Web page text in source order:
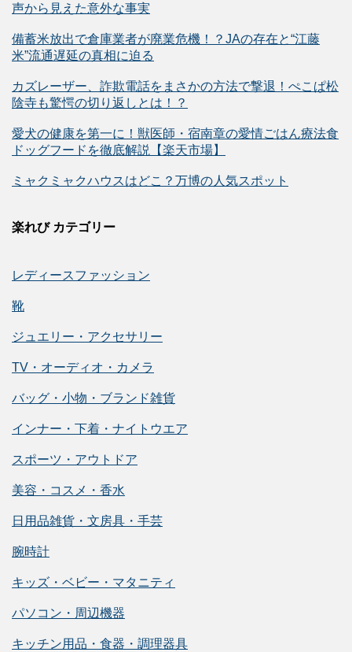
声から見えた意外な事実
備蓄米放出で倉庫業者が廃業危機！？JAの存在と“江藤
米”流通遅延の真相に迫る
カズレーザー、詐欺電話をまさかの方法で撃退！ぺこぱ松
陰寺も驚愕の切り返しとは！？
愛犬の健康を第一に！獣医師・宿南章の愛情ごはん療法食
ドッグフードを徹底解説【楽天市場】
ミャクミャクハウスはどこ？万博の人気スポット
楽れび カテゴリー
レディースファッション
靴
ジュエリー・アクセサリー
TV・オーディオ・カメラ
バッグ・小物・ブランド雑貨
インナー・下着・ナイトウエア
スポーツ・アウトドア
美容・コスメ・香水
日用品雑貨・文房具・手芸
腕時計
キッズ・ベビー・マタニティ
パソコン・周辺機器
キッチン用品・食器・調理器具